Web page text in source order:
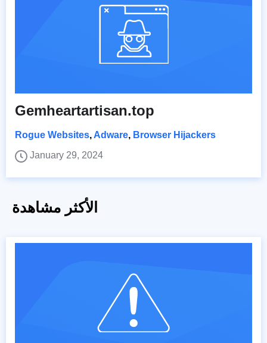
Gemheartartisan.top
Rogue Websites, Adware, Browser Hijackers
January 29, 2024
الأكثر مشاهدة